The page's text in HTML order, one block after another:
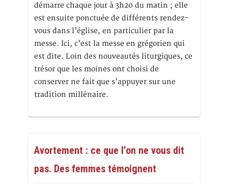
démarre chaque jour à 3h20 du matin ; elle
est ensuite ponctuée de différents rendez-
vous dans l’église, en particulier par la
messe. Ici, c’est la messe en grégorien qui
est dite. Loin des nouveautés liturgiques, ce
trésor que les moines ont choisi de
conserver ne fait que s’appuyer sur une
tradition millénaire.
Avortement : ce que l’on ne vous dit
pas. Des femmes témoignent